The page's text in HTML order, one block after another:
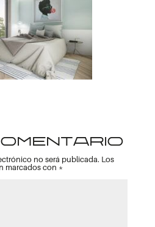
no será publicada. Los
marcados con *